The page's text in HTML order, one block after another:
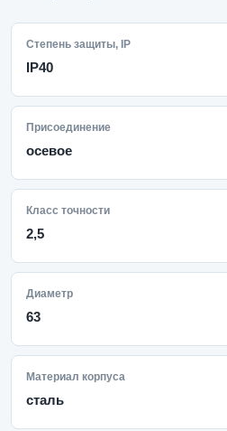
Степень защиты, IP
IP40
Присоединение
осевое
Класс точности
2,5
Диаметр
63
Материал корпуса
сталь